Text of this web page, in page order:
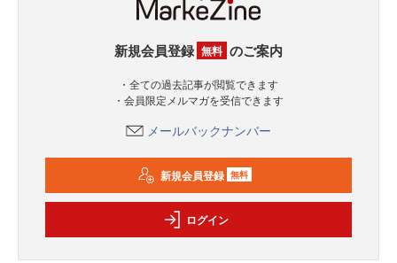
新規会員登録 無料 のご案内
・全ての過去記事が閲覧できます
・会員限定メルマガを受信できます
メールバックナンバー
新規会員登録 無料
ログイン